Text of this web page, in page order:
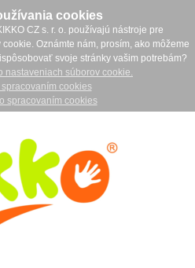
cookies
CZ s. r. o. používajú nástroje pre
Oznámte nám, prosím, ako môžeme
svoje stránky vašim potrebám?
nastaveniach súborov cookie.
cookies
spracovaním cookies